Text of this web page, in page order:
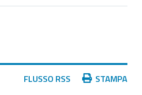
FLUSSO RSS STAMPA